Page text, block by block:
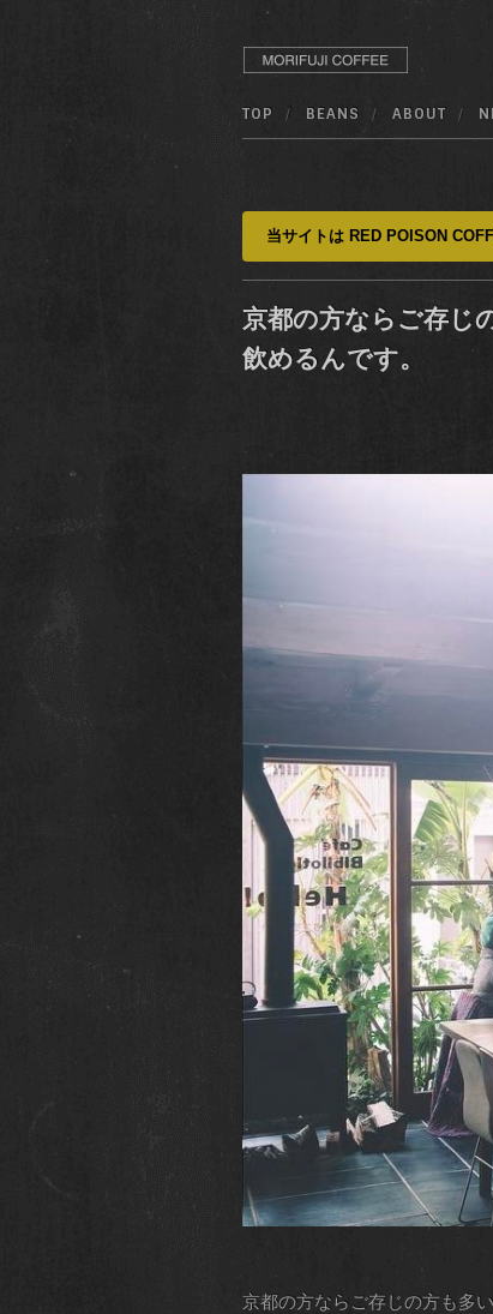
TOP BEANS ABOUT
当サイトは RED POISON
京都の方ならご存
飲めるんです。
京都の方ならご存じの方も多